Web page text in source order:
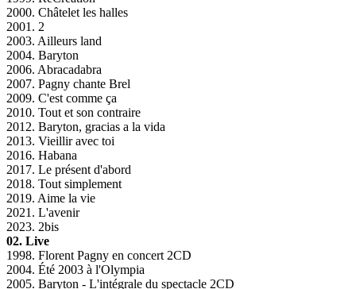
2000. Châtelet les halles
2001. 2
2003. Ailleurs land
2004. Baryton
2006. Abracadabra
2007. Pagny chante Brel
2009. C'est comme ça
2010. Tout et son contraire
2012. Baryton, gracias a la vida
2013. Vieillir avec toi
2016. Habana
2017. Le présent d'abord
2018. Tout simplement
2019. Aime la vie
2021. L'avenir
2023. 2bis
02. Live
1998. Florent Pagny en concert 2CD
2004. Été 2003 à l'Olympia
2005. Baryton - L'intégrale du spectacle 2CD